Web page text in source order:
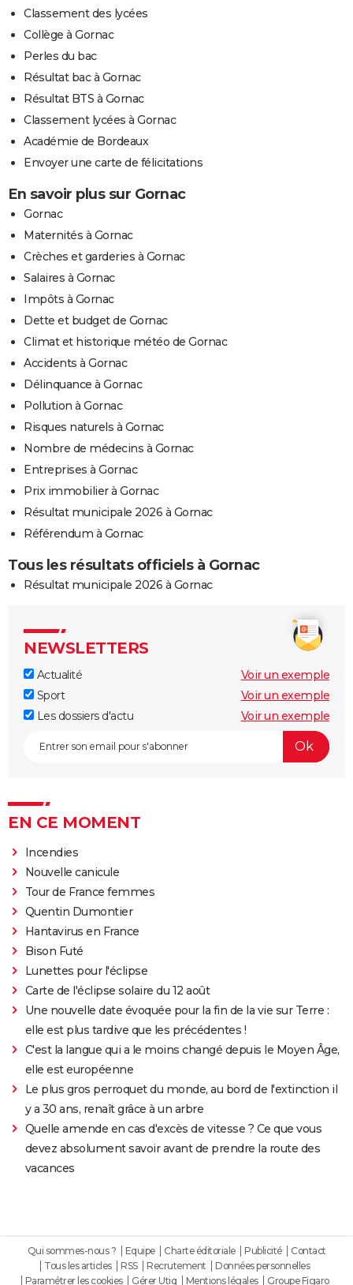
Classement des lycées
Collège à Gornac
Perles du bac
Résultat bac à Gornac
Résultat BTS à Gornac
Classement lycées à Gornac
Académie de Bordeaux
Envoyer une carte de félicitations
En savoir plus sur Gornac
Gornac
Maternités à Gornac
Crèches et garderies à Gornac
Salaires à Gornac
Impôts à Gornac
Dette et budget de Gornac
Climat et historique météo de Gornac
Accidents à Gornac
Délinquance à Gornac
Pollution à Gornac
Risques naturels à Gornac
Nombre de médecins à Gornac
Entreprises à Gornac
Prix immobilier à Gornac
Résultat municipale 2026 à Gornac
Référendum à Gornac
Tous les résultats officiels à Gornac
Résultat municipale 2026 à Gornac
NEWSLETTERS
Actualité
Voir un exemple
Sport
Voir un exemple
Les dossiers d'actu
Voir un exemple
EN CE MOMENT
Incendies
Nouvelle canicule
Tour de France femmes
Quentin Dumontier
Hantavirus en France
Bison Futé
Lunettes pour l'éclipse
Carte de l'éclipse solaire du 12 août
Une nouvelle date évoquée pour la fin de la vie sur Terre :
elle est plus tardive que les précédentes !
C'est la langue qui a le moins changé depuis le Moyen Âge,
elle est européenne
Le plus gros perroquet du monde, au bord de l'extinction il
y a 30 ans, renaît grâce à un arbre
Quelle amende en cas d'excès de vitesse ? Ce que vous
devez absolument savoir avant de prendre la route des
vacances
Qui sommes-nous ? Equipe Charte éditoriale Publicité
Contact
Tous les articles
RSS Recrutement
Données personnelles
Paramétrer les cookies
Gérer Utiq Mentions légales Groupe Figaro